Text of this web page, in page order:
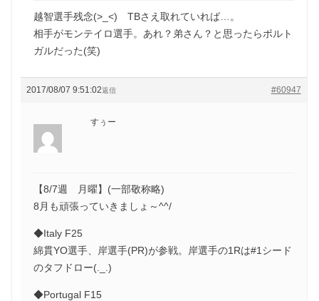
越智選手残念(>_<) TBさえ取れていれば…。
相手がモンテイロ選手。あれ？弟さん？と思ったらポルト
ガルだった(笑)
2017/08/07 9:51:02 #60947
返信
すぅー
【8/7週 月曜】(一部敬称略)
8月も頑張っていきましょ～^^/
◆Italy F25
綿貫YO選手、岸選手(PR)が参戦。岸選手の1Rは#1シード
のタフドロー(._.)
◆Portugal F15